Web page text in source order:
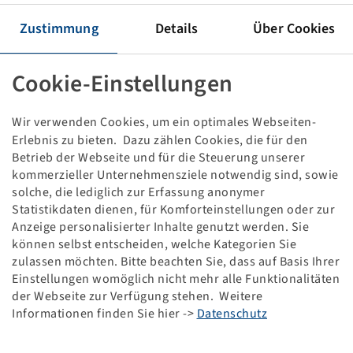
Zustimmung Details Über Cookies
Cookie-Einstellungen
Wir verwenden Cookies, um ein optimales Webseiten-
Erlebnis zu bieten. Dazu zählen Cookies, die für den
Betrieb der Webseite und für die Steuerung unserer
kommerzieller Unternehmensziele notwendig sind, sowie
solche, die lediglich zur Erfassung anonymer
Statistikdaten dienen, für Komforteinstellungen oder zur
Anzeige personalisierter Inhalte genutzt werden. Sie
können selbst entscheiden, welche Kategorien Sie
zulassen möchten. Bitte beachten Sie, dass auf Basis Ihrer
Einstellungen womöglich nicht mehr alle Funktionalitäten
der Webseite zur Verfügung stehen. Weitere
Informationen finden Sie hier -> Datenschutz
Rim 13.00 x 15.5
6/161/205, A2, Ø21.5mm, ET -15, VSH
Login
Technical Details
Item number 10000755
Rim size 13.00 x 15.5
Rim connection 6/161/205